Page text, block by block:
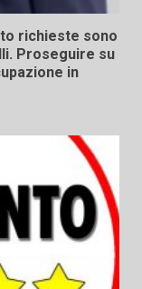
richieste sono
Proseguire su
in